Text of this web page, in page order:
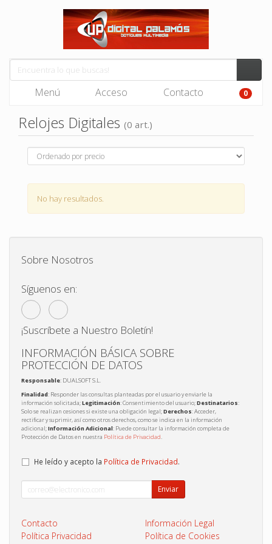
Menú Acceso Contacto 0
Relojes Digitales (0 art.)
No hay resultados.
Sobre Nosotros
Síguenos en:
¡Suscríbete a Nuestro Boletín!
INFORMACIÓN BÁSICA SOBRE
PROTECCIÓN DE DATOS
Responsable: DUALSOFT S.L.
Finalidad: Responder las consultas planteadas por el usuario y enviarle la
información solicitada;Legitimación: Consentimiento del usuario;Destinatarios:
Solo se realizan cesiones si existe una obligación legal;Derechos: Acceder,
rectificar y suprimir, así como otros derechos, como se indica en la información
adicional;Información Adicional: Puede consultar la información completa de
Protección de Datos en nuestra Política de Privacidad.
He leído y acepto la Política de Privacidad.
Enviar
Contacto
Información Legal
Política Privacidad
Política de Cookies